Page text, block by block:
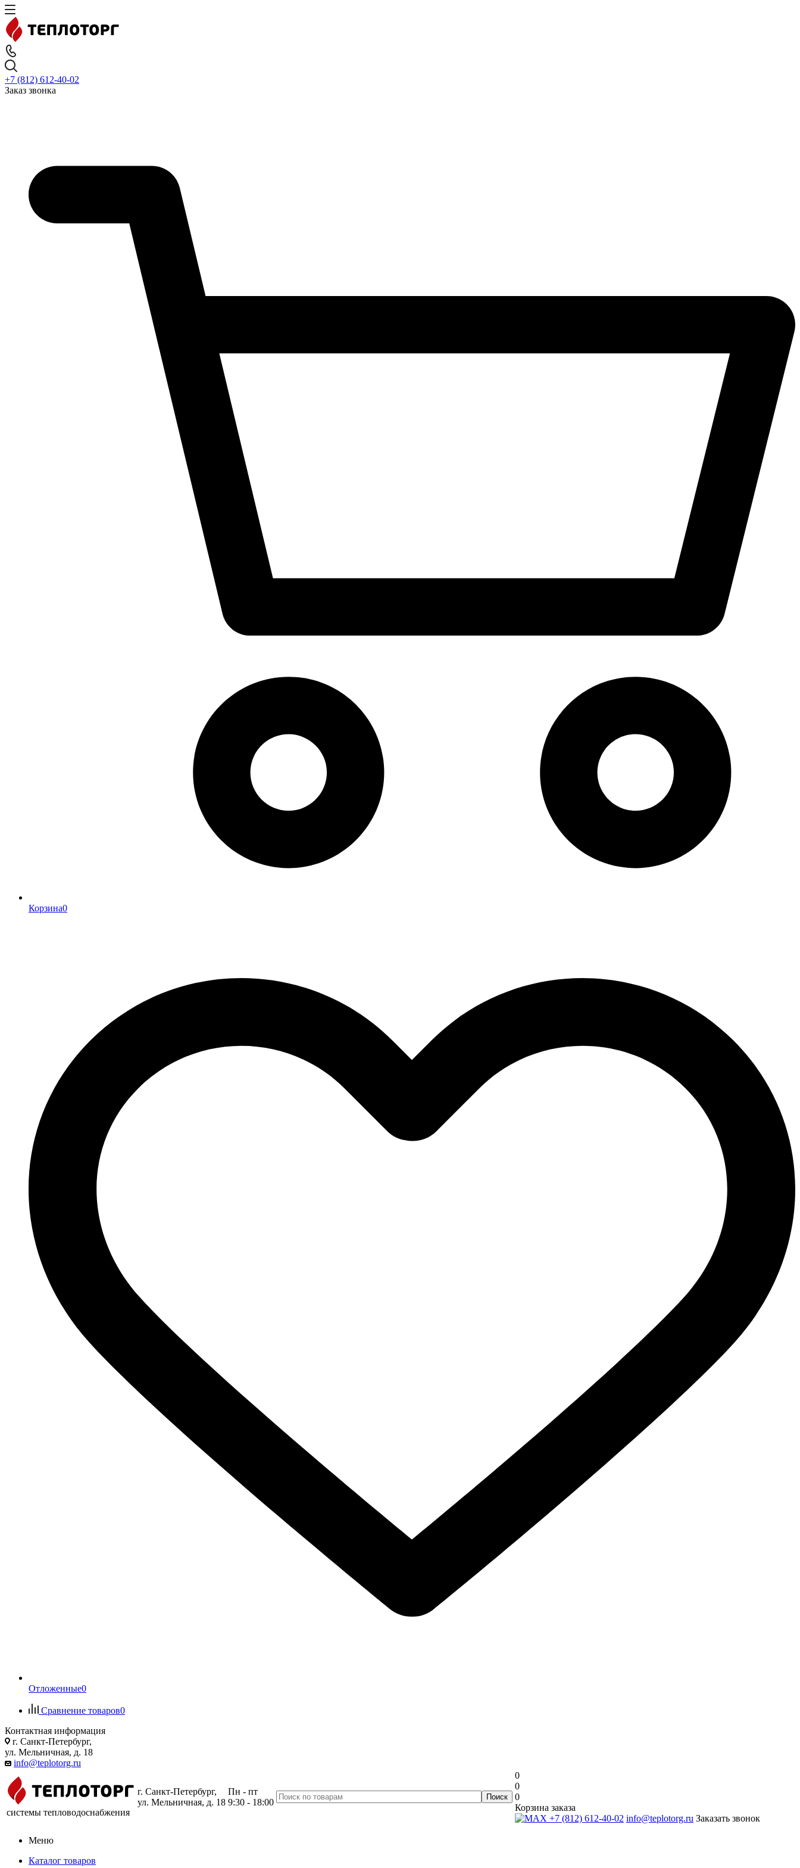
+7 (812) 612-40-02
Заказ звонка
Корзина0
Отложенные0
Сравнение товаров0
Контактная информация
г. Санкт-Петербург,
ул. Мельничная, д. 18
info@teplotorg.ru
системы тепловодоснабжения
г. Санкт-Петербург,
ул. Мельничная, д. 18
Пн - пт
9:30 - 18:00
0
0
0
Корзина заказа
+7 (812) 612-40-02 info@teplotorg.ru Заказать звонок
Меню
Каталог товаров